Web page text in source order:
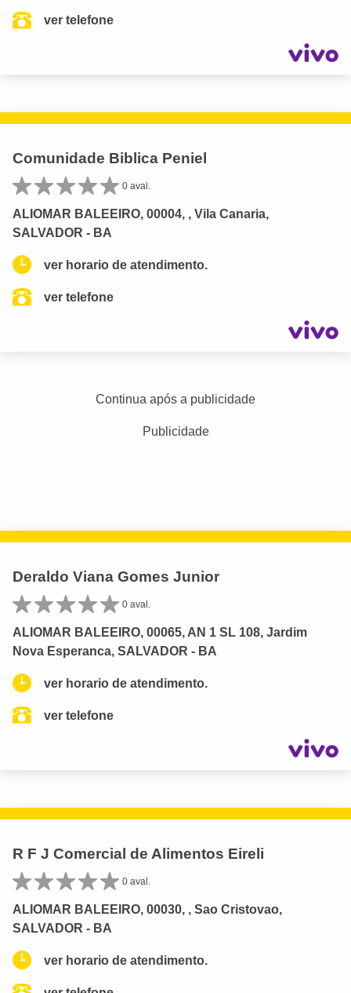
ver telefone
Comunidade Biblica Peniel
0 aval.
ALIOMAR BALEEIRO, 00004, , Vila Canaria,
SALVADOR - BA
ver horario de atendimento.
ver telefone
Continua após a publicidade
Publicidade
Deraldo Viana Gomes Junior
0 aval.
ALIOMAR BALEEIRO, 00065, AN 1 SL 108, Jardim
Nova Esperanca, SALVADOR - BA
ver horario de atendimento.
ver telefone
R F J Comercial de Alimentos Eireli
0 aval.
ALIOMAR BALEEIRO, 00030, , Sao Cristovao,
SALVADOR - BA
ver horario de atendimento.